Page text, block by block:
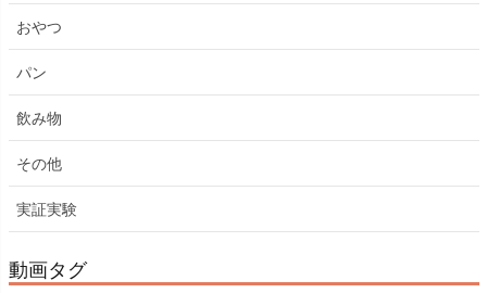
おやつ
パン
飲み物
その他
実証実験
動画タグ